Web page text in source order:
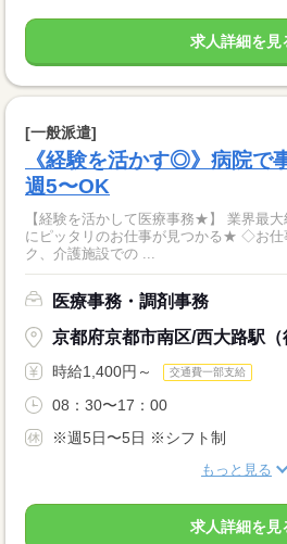
求人詳細を見
[一般派遣]
《経験を活かす◎》病院
週5〜OK
【経験を活かして医療事務★】 業界最
にピッタリのお仕事が見つかる★ ◇お仕事内容◇ 病院やクリニッ
ク、介護施設での ...
医療事務・調剤事務
京都府京都市南区/西大路駅（
時給1,400円～ 交通費一部支給
08：30〜17：00
※週5日〜5日 ※シフト制
もっと見る
求人詳細を見